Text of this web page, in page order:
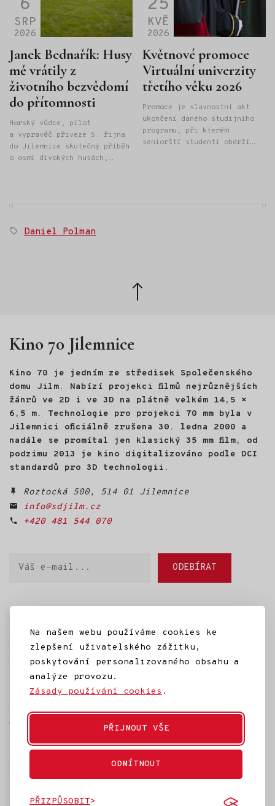
Na našem webu používáme cookies ke
zlepšení uživatelského zážitku,
poskytování personalizovaného obsahu a
analýze provozu.
Zásady používání cookies .
PŘIJMOUT VŠE
ODMÍTNOUT
PŘIZPŮSOBIT
SRP
2026
Janek Bednařík: Husy
mě vrátily z
životního bezvědomí
do přítomnosti
Horský vůdce, pilot
a vypravěč přiveze 5. října
do Jilemnice skutečný příběh
o osmi divokých husách,
života v horách. Pracoval
vůdce v Alpách, Skandinávii
Půl roku s nimi žil, učil je
poznávat svět a nakonec
s nimi létal na rogale nad
Českým rájem. Z této
zkušenosti vznikl HUSOPAS -
živé audiovizuální vyprávění
o husách, o člověku
a o návratu k sobě.
KVĚ
2026
Květnové promoce
Virtuální univerzity
třetího věku 2026
Promoce je slavnostní akt
ukončení daného studijního
programu, při kterém
seniorští studenti obdrží
Štítky:
Daniel Polman
Zpět
nahoru
Kino 70 Jilemnice
Kino 70 je jedním ze středisek Společenského
domu Jilm. Nabízí projekci filmů nejrůznějších
žánrů ve 2D i ve 3D na plátně velkém 14,5 ×
6,5 m. Technologie pro projekci 70 mm byla v
Jilemnici oficiálně zrušena 30. ledna 2000 a
nadále se promítal jen klasický 35 mm film, od
podzimu 2013 je kino digitalizováno podle DCI
standardů pro 3D technologii.
Roztocká 500, 514 01 Jilemnice
info@sdjilm.cz
+420 481 544 070
ODEBÍRAT
SD Jilm Kino 70
IC Jilemnice
Projekty SD Jilm
Články
Kontakt
Ochrana osobních údajů
Rozpočet